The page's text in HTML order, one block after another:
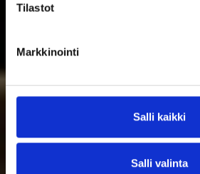
Tilastot
Markkinointi
Salli kaikki
Salli valinta